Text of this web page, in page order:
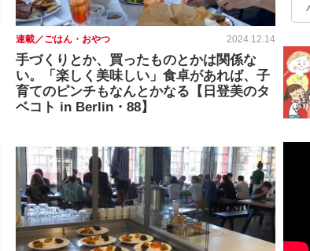
連載／ごはん・おやつ 2024.12.14
手づくりとか、買ったものとかは関係な
い。「楽しく美味しい」食卓があれば、子
育てのピンチもなんとかなる【日登美のタ
ベコト in Berlin・88】